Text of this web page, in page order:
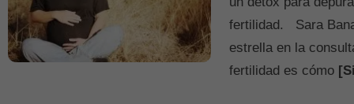
fertilidad. Sara
estrella en la
fertilidad es cómo